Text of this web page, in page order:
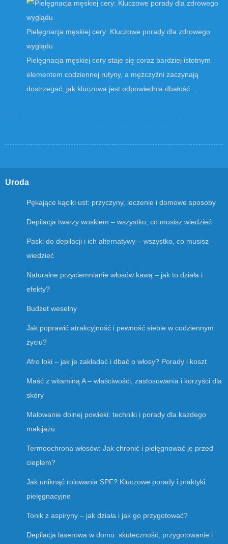
Pielęgnacja męskiej cery: Kluczowe porady dla zdrowego
wyglądu
Pielęgnacja męskiej cery staje się coraz bardziej istotnym
elementem codziennej rutyny, a mężczyźni zaczynają
dostrzegać, jak kluczowa jest odpowiednia dbałość …
Uroda
Pękające kąciki ust: przyczyny, leczenie i domowe sposoby
Depilacja twarzy woskiem – wszystko, co musisz wiedzieć
Paski do depilacji i ich alternatywy – wszystko, co musisz
wiedzieć
Naturalne przyciemnianie włosów kawą – jak to działa i
efekty?
Budżet weselny
Jak poprawić atrakcyjność i pewność siebie w codziennym
życiu?
Afro loki – jak je zakładać i dbać o włosy? Porady i koszt
Maść z witaminą A – właściwości, zastosowania i korzyści dla
skóry
Malowanie dolnej powieki: techniki i porady dla każdego
makijażu
Termoochrona włosów: Jak chronić i pielęgnować je przed
ciepłem?
Jak uniknąć rolowania SPF? Kluczowe porady i praktyki
pielęgnacyjne
Tonik z aspiryny – jak działa i jak go przygotować?
Depilacja laserowa w domu: skuteczność, przygotowanie i